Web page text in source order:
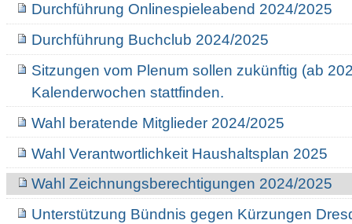
Durchführung Onlinespieleabend 2024/2025
Durchführung Buchclub 2024/2025
Sitzungen vom Plenum sollen zukünftig (ab
Kalenderwochen stattfinden.
Wahl beratende Mitglieder 2024/2025
Wahl Verantwortlichkeit Haushaltsplan 2025
Wahl Zeichnungsberechtigungen 2024/2025
Unterstützung Bündnis gegen Kürzungen